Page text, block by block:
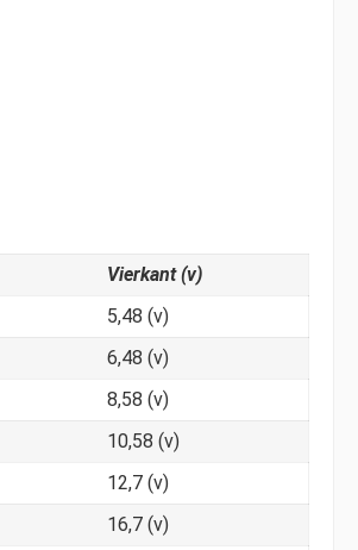
Vierkant (v)
5,48 (v)
6,48 (v)
8,58 (v)
10,58 (v)
12,7 (v)
16,7 (v)